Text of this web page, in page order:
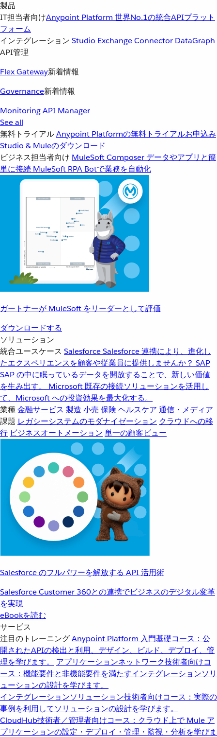
製品
IT担当者向けAnypoint Platform 世界No.1の統合APIプラット
フォーム
インテグレーション Studio ExchangeConnector DataGraph
API管理
Flex Gateway新着情報
Governance新着情報
MonitoringAPI Manager
See all
無料トライアルAnypoint Platformの無料トライアルお申込み
Studio & Muleのダウンロード
ビジネス担当者向け MuleSoft Composer データやアプリと簡
単に接続 MuleSoft RPA Botで業務を自動化
ガートナーが MuleSoft をリーダーとして評価
ダウンロードする
ソリューション
統合ユースケース SalesforceSalesforce 連携により、進化し
たエクスペリエンスを顧客や従業員に提供しませんか？ SAP
SAP の中に眠っているデータを開放することで、新しい価値
を生み出す。
Microsoft 既存の接続ソリューションを活用し
て、Microsoft への投資効果を最大化する。
業種金融サービス 製造 小売 保険 ヘルスケア 通信・メディア
課題 レガシーシステムのモダナイゼーション クラウドへの移
行 ビジネスオートメーション 単一の顧客ビュー
Salesforce のフルパワーを解放する API 活用術
Salesforce Customer 360との連携でビジネスのデジタル変革
を実現
eBookを読む
サービス
注目のトレーニングAnypoint Platform 入門基礎コース：公
開されたAPIの検出と利用、デザイン、ビルド、デプロイ、管
理を学びます。
アプリケーションネットワーク技術者向けコ
ース：機能要件と非機能要件を満たすインテグレーションソリ
ューションの設計を学びます。
インテグレーションソリューション技術者向けコース：実際の
事例を利用してソリューションの設計を学びます。
CloudHub技術者／管理者向けコース：クラウド上で Mule ア
プリケーションの設定・デプロイ・管理・監視・分析を学びま